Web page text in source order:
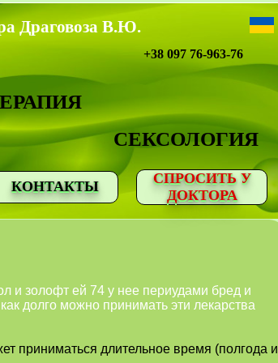
Драговоза В.Ю.
+38 097 76-963-76
СЕКСОЛОГИЯ
КОНТАКТЫ
СПРОСИТЬ У
ДОКТОРА
и золофт ей 74 у нее периудами бред и
долго можно принимать эти лекарства
приниматься длительное время (полгода и